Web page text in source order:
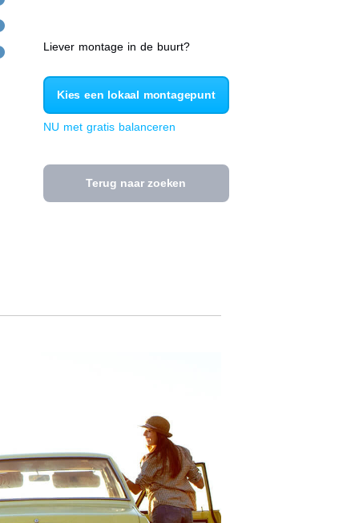
Liever montage in de buurt?
Kies een lokaal montagepunt
NU met gratis balanceren
Terug naar zoeken